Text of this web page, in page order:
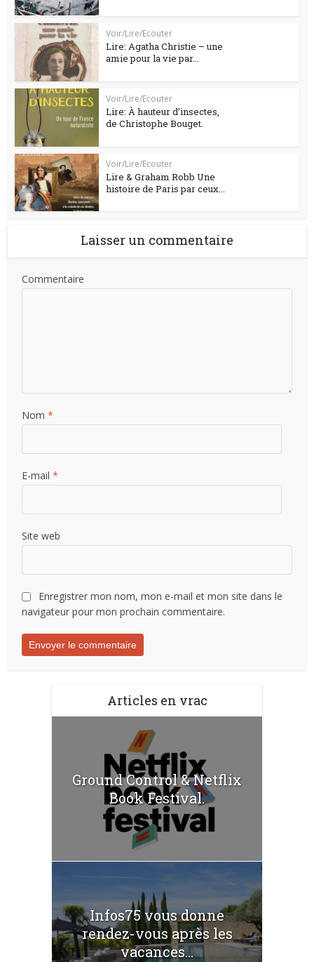
Voir/Lire/Ecouter
Lire: Agatha Christie – une
amie pour la vie par...
Voir/Lire/Ecouter
Lire: À hauteur d’insectes,
de Christophe Bouget.
Voir/Lire/Ecouter
Lire & Graham Robb Une
histoire de Paris par ceux...
Laisser un commentaire
Commentaire
Nom*
E-mail*
Site web
Enregistrer mon nom, mon e-mail et mon site dans le
navigateur pour mon prochain commentaire.
Articles en vrac
Ground Control & Netflix
Book Festival.
Infos75 vous donne
rendez-vous après les
vacances...